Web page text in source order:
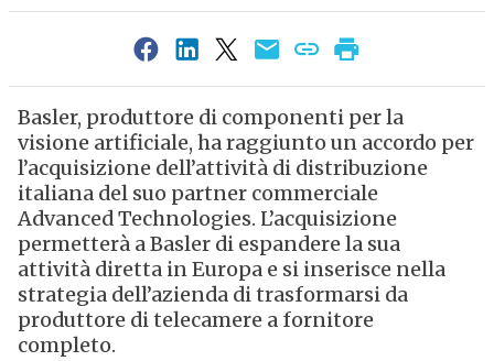
Basler, produttore di componenti per la
visione artificiale, ha raggiunto un accordo per
l’acquisizione dell’attività di distribuzione
italiana del suo partner commerciale
Advanced Technologies. L’acquisizione
permetterà a Basler di espandere la sua
attività diretta in Europa e si inserisce nella
strategia dell’azienda di trasformarsi da
produttore di telecamere a fornitore
completo.